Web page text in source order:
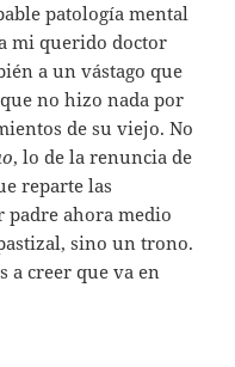
patología mental
mi querido doctor
a un vástago que
no hizo nada por
de su viejo. No
, lo de la renuncia de
reparte las
padre ahora medio
sino un trono.
a creer que va en